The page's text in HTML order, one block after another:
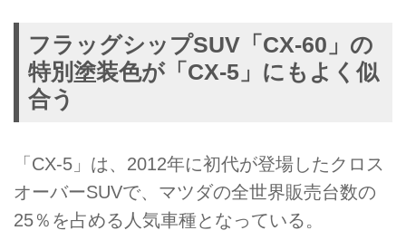
フラッグシップSUV「CX-60」の
特別塗装色が「CX-5」にもよく似
合う
「CX-5」は、2012年に初代が登場したクロス
オーバーSUVで、マツダの全世界販売台数の
25％を占める人気車種となっている。